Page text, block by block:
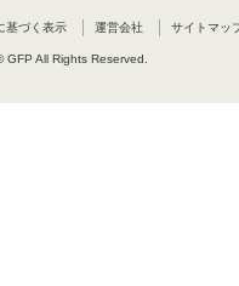
基づく表示 運営会社 サイトマッ
GFP All Rights Reserved.